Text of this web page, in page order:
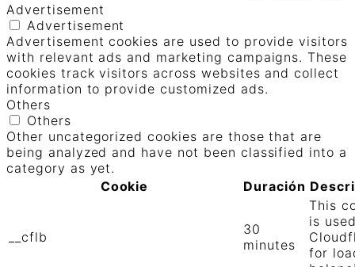
Advertisement
Advertisement
Advertisement cookies are used to provide visitors
with relevant ads and marketing campaigns. These
cookies track visitors across websites and collect
information to provide customized ads.
Others
Others
Other uncategorized cookies are those that are
being analyzed and have not been classified into a
category as yet.
Cookie
Duración
__cflb
30
minutes
This
is
for